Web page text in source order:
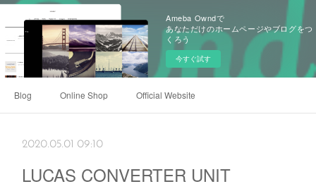
Ameba Owndで
あなただけのホームページやブログをつ
くろう
今すぐ試す
Blog Online Shop Official Website
2020.05.01 09:10
LUCAS CONVERTER UNIT